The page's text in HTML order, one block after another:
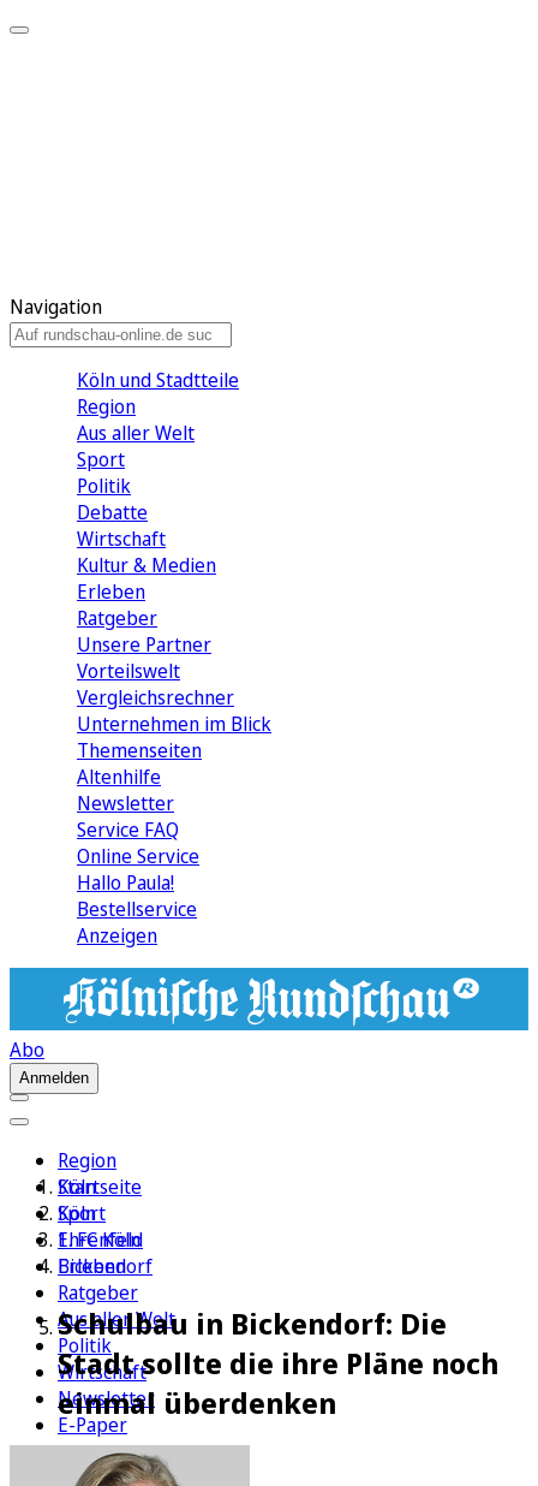
Navigation
Köln und Stadtteile
Region
Aus aller Welt
Sport
Politik
Debatte
Wirtschaft
Kultur & Medien
Erleben
Ratgeber
Unsere Partner
Vorteilswelt
Vergleichsrechner
Unternehmen im Blick
Themenseiten
Altenhilfe
Newsletter
Service FAQ
Online Service
Hallo Paula!
Bestellservice
Anzeigen
Abo
Anmelden
Region
Köln
Sport
1. FC Köln
Erleben
Ratgeber
Aus aller Welt
Politik
Wirtschaft
Newsletter
E-Paper
Startseite
Köln
Ehrenfeld
Bickendorf
Schulbau in Bickendorf: Die
Stadt sollte die ihre Pläne noch
einmal überdenken